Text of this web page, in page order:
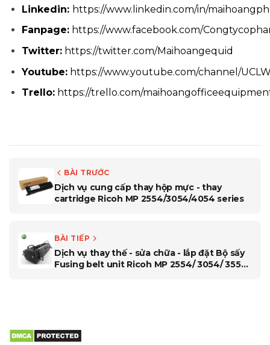
Linkedin: https://www.linkedin.com/in/
Fanpage: https://www.facebook.com/
Twitter: https://twitter.com/Maihoangequid
Youtube: https://www.youtube.com/channel/
Trello: https://trello.com/
BÀI TRƯỚC
Dịch vụ cung cấp thay hộp mực - thay
cartridge Ricoh MP 2554/3054/4054 series
BÀI TIẾP
Dịch vụ thay thế - sửa chữa - lắp đặt Bộ sấy
Fusing belt unit Ricoh MP 2554/ 3054/ 3554/